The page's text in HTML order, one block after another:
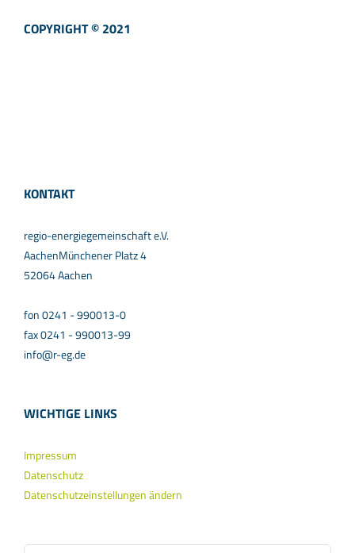
COPYRIGHT © 2021
KONTAKT
regio-energiegemeinschaft e.V.
AachenMünchener Platz 4
52064 Aachen
fon 0241 - 990013-0
fax 0241 - 990013-99
info@r-eg.de
WICHTIGE LINKS
Impressum
Datenschutz
Datenschutzeinstellungen ändern